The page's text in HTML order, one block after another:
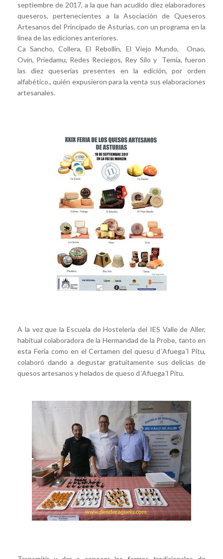
septiembre de 2017, a la que han acudido diez elaboradores
queseros, pertenecientes a la Asociación de Queseros
Artesanos del Principado de Asturias, con un programa en la
línea de las ediciones anteriores.
Ca Sancho, Collera, El Rebollín, El Viejo Mundo, Onao,
Ovín, Priedamu, Redes Reciegos, Rey Silo y Temia, fueron
las diez queserías presentes en la edición, por orden
alfabético., quién expusieron para la venta sus elaboraciones
artesanales.
A la vez que la Escuela de Hostelería del IES Valle de Aller,
habitual colaboradora de la Hermandad de la Probe, tanto en
esta Feria como en el Certamen del quesu d´Afuega´l Pitu,
colaboró dando a degustar gratuitamente sus delicias de
quesos artesanos y helados de queso d´Afuega´l Pitu.